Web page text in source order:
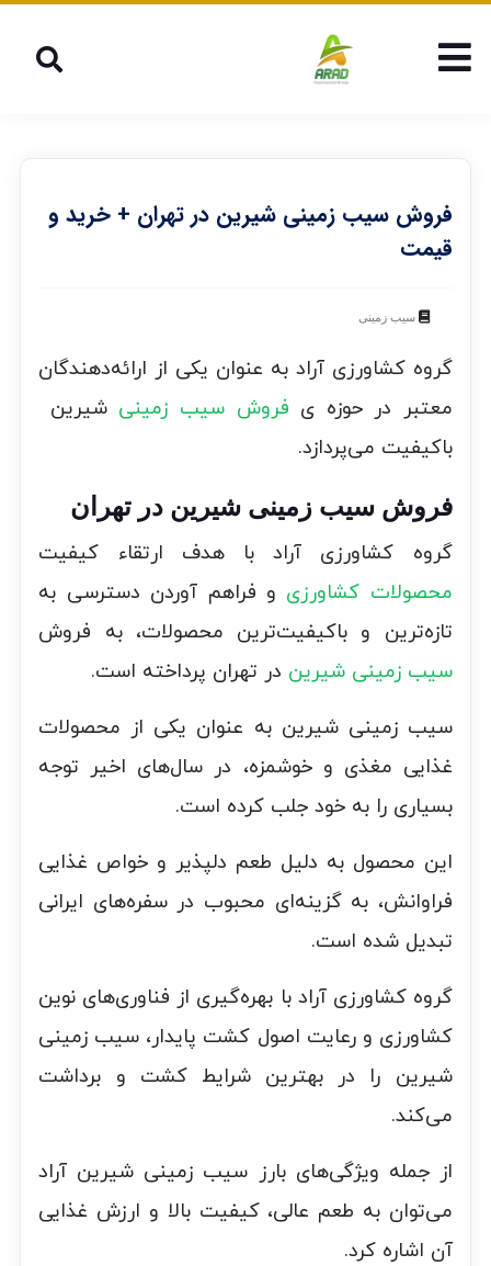
فروش سیب زمینی شیرین در تهران + خرید و
قیمت
سیب زمینی
گروه کشاورزی آراد به عنوان یکی از ارائه‌دهندگان
معتبر در حوزه ی فروش سیب زمینی شیرین
باکیفیت می‌پردازد.
فروش سیب زمینی شیرین در تهران
گروه کشاورزی آراد با هدف ارتقاء کیفیت
محصولات کشاورزی و فراهم آوردن دسترسی به
تازه‌ترین و باکیفیت‌ترین محصولات، به فروش
سیب زمینی شیرین در تهران پرداخته است.
سیب زمینی شیرین به عنوان یکی از محصولات
غذایی مغذی و خوشمزه، در سال‌های اخیر توجه
بسیاری را به خود جلب کرده است.
این محصول به دلیل طعم دلپذیر و خواص غذایی
فراوانش، به گزینه‌ای محبوب در سفره‌های ایرانی
تبدیل شده است.
گروه کشاورزی آراد با بهره‌گیری از فناوری‌های نوین
کشاورزی و رعایت اصول کشت پایدار، سیب زمینی
شیرین را در بهترین شرایط کشت و برداشت
می‌کند.
از جمله ویژگی‌های بارز سیب زمینی شیرین آراد
می‌توان به طعم عالی، کیفیت بالا و ارزش غذایی
آن اشاره کرد.